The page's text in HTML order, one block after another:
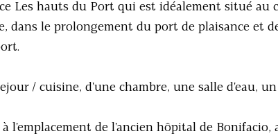
Les hauts du Port qui est idéalement situé au
dans le prolongement du port de plaisance et
/ cuisine, d'une chambre, une salle d'eau,
à l'emplacement de l'ancien hôpital de